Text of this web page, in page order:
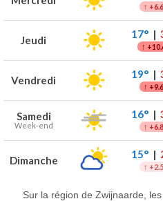
↑
Jeudi 17°|
↑
Vendredi 19°|
↑
Samedi
Week-end
16°|
↑
Dimanche 15°|
↑
Sur la région de Zwijnaarde,